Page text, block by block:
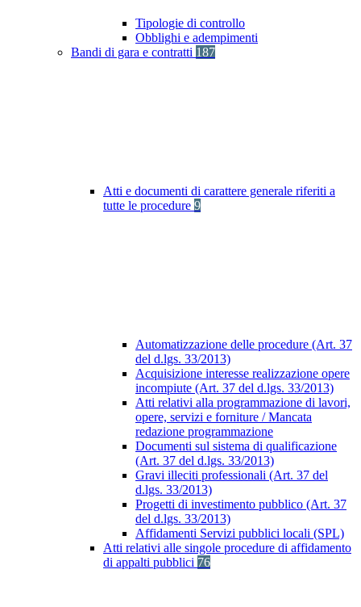
Tipologie di controllo
Obblighi e adempimenti
Bandi di gara e contratti 187
Atti e documenti di carattere generale riferiti a
tutte le procedure 9
Automatizzazione delle procedure (Art. 37
del d.lgs. 33/2013)
Acquisizione interesse realizzazione opere
incompiute (Art. 37 del d.lgs. 33/2013)
Atti relativi alla programmazione di lavori,
opere, servizi e forniture / Mancata
redazione programmazione
Documenti sul sistema di qualificazione
(Art. 37 del d.lgs. 33/2013)
Gravi illeciti professionali (Art. 37 del
d.lgs. 33/2013)
Progetti di investimento pubblico (Art. 37
del d.lgs. 33/2013)
Affidamenti Servizi pubblici locali (SPL)
Atti relativi alle singole procedure di affidamento
di appalti pubblici 76